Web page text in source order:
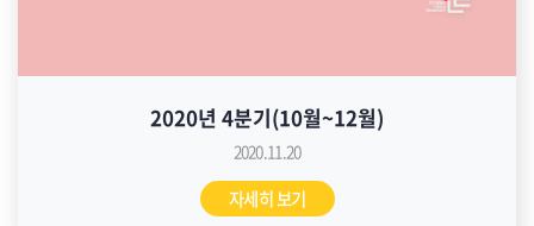
2020년 4분기(10월~12월)
2020.11.20
자세히 보기